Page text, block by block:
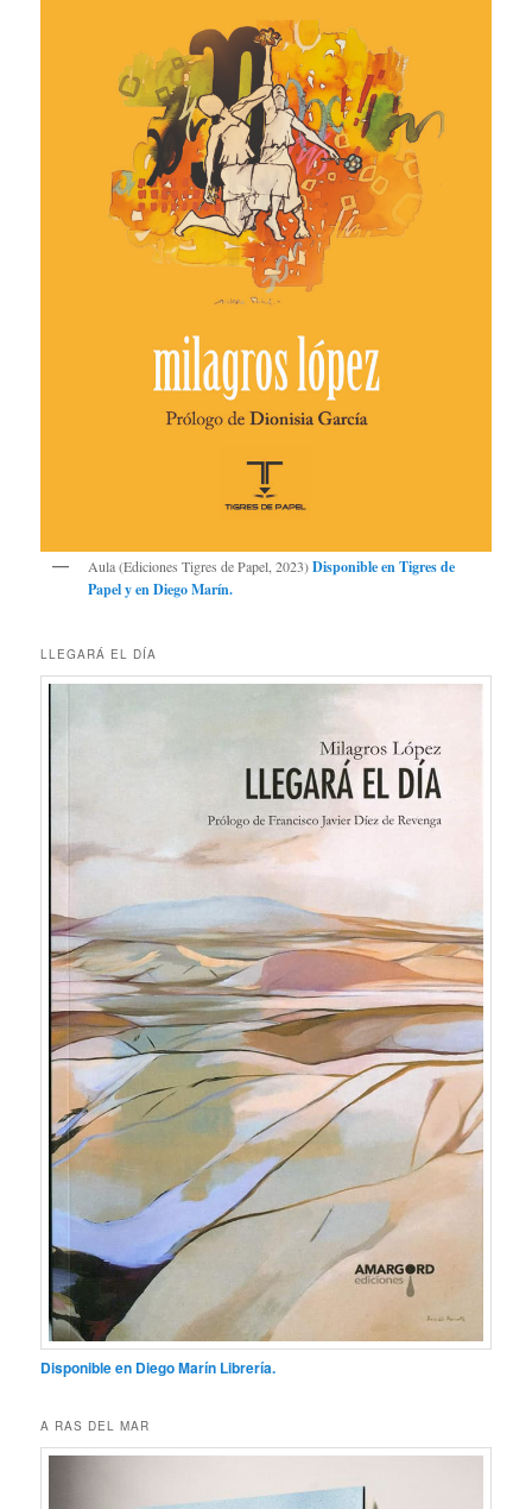
Aula (Ediciones Tigres de Papel, 2023)Disponible enTigres de
Papely enDiego Marín.
LLEGARÁ EL DÍA
Disponible en Diego Marín Librería.
A RAS DEL MAR